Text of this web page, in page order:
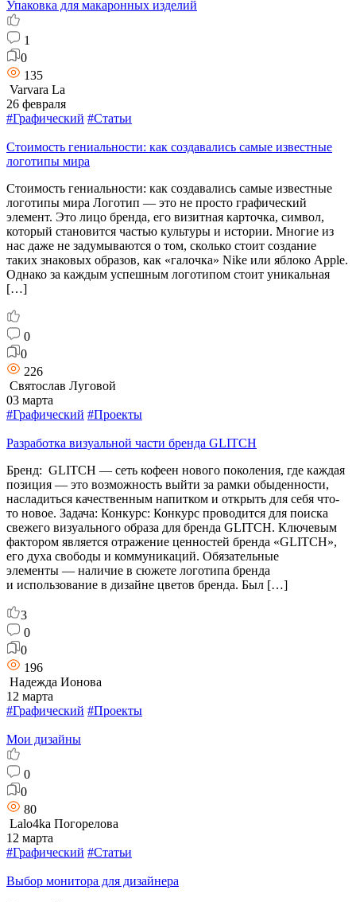
Упаковка для макаронных изделий
1
0
135
Varvara La
26 февраля
#Графический #Статьи
Стоимость гениальности: как создавались самые известные
логотипы мира
Стоимость гениальности: как создавались самые известные
логотипы мира Логотип — это не просто графический
элемент. Это лицо бренда, его визитная карточка, символ,
который становится частью культуры и истории. Многие из
нас даже не задумываются о том, сколько стоит создание
таких знаковых образов, как «галочка» Nike или яблоко Apple.
Однако за каждым успешным логотипом стоит уникальная
[…]
0
0
226
Святослав Луговой
03 марта
#Графический #Проекты
Разработка визуальной части бренда GLITCH
Бренд: GLITCH — сеть кофеен нового поколения, где каждая
позиция — это возможность выйти за рамки обыденности,
насладиться качественным напитком и открыть для себя что-
то новое. Задача: Конкурс: Конкурс проводится для поиска
свежего визуального образа для бренда GLITCH. Ключевым
фактором является отражение ценностей бренда «GLITCH»,
его духа свободы и коммуникаций. Обязательные
элементы — наличие в сюжете логотипа бренда
и использование в дизайне цветов бренда. Был […]
3
0
0
196
Надежда Ионова
12 марта
#Графический #Проекты
Мои дизайны
0
0
80
Lalo4ka Погорелова
12 марта
#Графический #Статьи
Выбор монитора для дизайнера